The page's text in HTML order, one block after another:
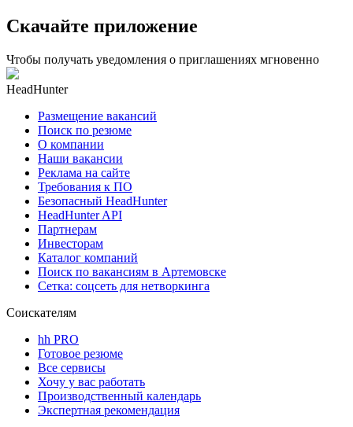
Скачайте приложение
Чтобы получать уведомления о приглашениях мгновенно
HeadHunter
Размещение вакансий
Поиск по резюме
О компании
Наши вакансии
Реклама на сайте
Требования к ПО
Безопасный HeadHunter
HeadHunter API
Партнерам
Инвесторам
Каталог компаний
Поиск по вакансиям в Артемовске
Сетка: соцсеть для нетворкинга
Соискателям
hh PRO
Готовое резюме
Все сервисы
Хочу у вас работать
Производственный календарь
Экспертная рекомендация